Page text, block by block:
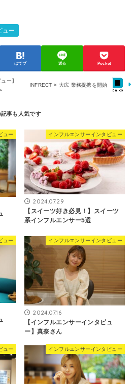
ュー
はてブ 送る Pocket
ー】
INFRECT × 大広 業務提携を開始
ュー インフルエンサーインタビュー
2024.07.29
【スイーツ好き必見！】スイーツ
系インフルエンサー5選
ュー インフルエンサーインタビュー
2024.07.16
【インフルエンサーインタビュ
ー】真奈さん
ュー インフルエンサーインタビュー